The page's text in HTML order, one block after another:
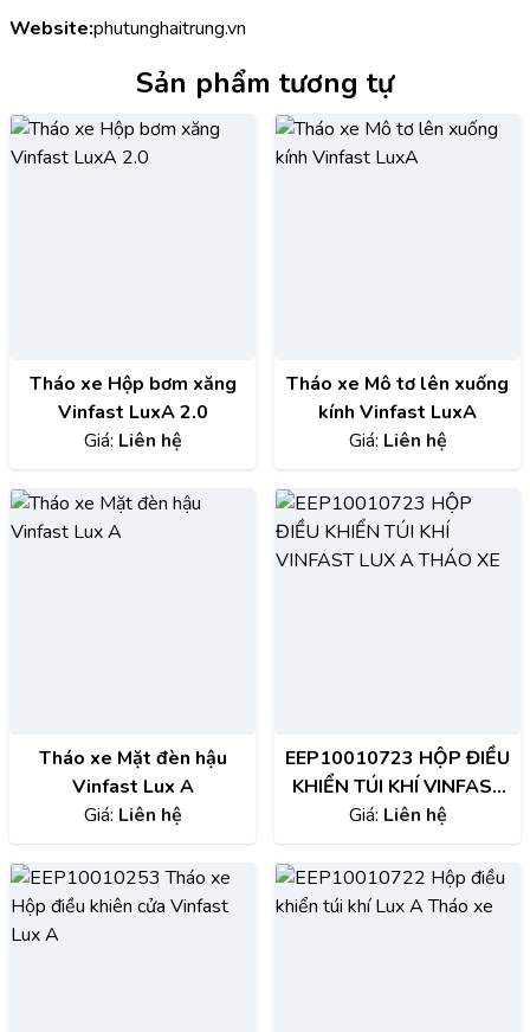
Website:phutunghaitrung.vn
Sản phẩm tương tự
Tháo xe Hộp bơm xăng
Vinfast LuxA 2.0
Giá: Liên hệ
Tháo xe Mô tơ lên xuống
kính Vinfast LuxA
Giá: Liên hệ
Tháo xe Mặt đèn hậu
Vinfast Lux A
Giá: Liên hệ
EEP10010723 HỘP ĐIỀU
KHIỂN TÚI KHÍ VINFAST
LUX A THÁO XE
Giá: Liên hệ